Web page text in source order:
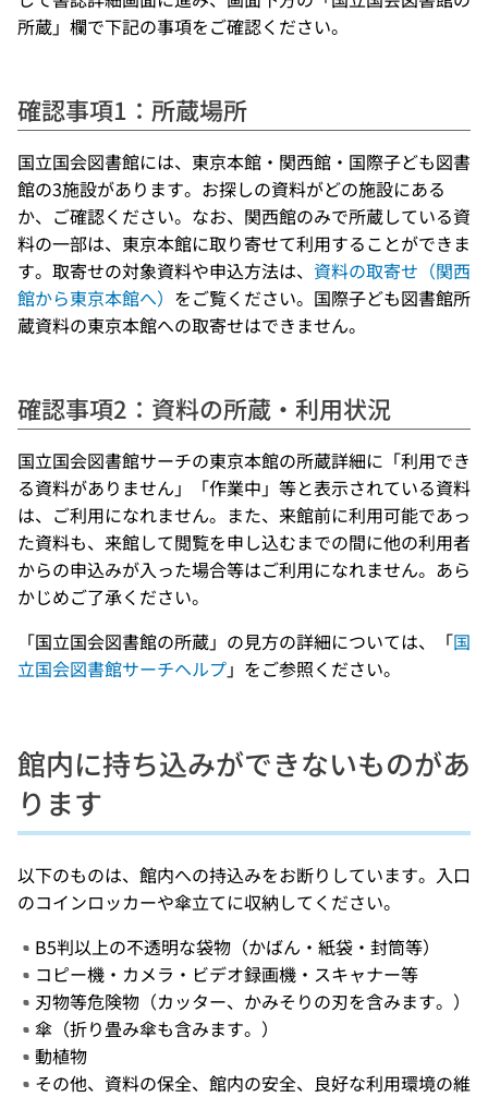
所蔵」欄で下記の事項をご確認ください。
確認事項1：所蔵場所
国立国会図書館には、東京本館・関西館・国際子ども図書
館の3施設があります。お探しの資料がどの施設にある
か、ご確認ください。なお、関西館のみで所蔵している資
料の一部は、東京本館に取り寄せて利用することができま
す。取寄せの対象資料や申込方法は、 資料の取寄せ（関西
館から東京本館へ） をご覧ください。国際子ども図書館所
蔵資料の東京本館への取寄せはできません。
確認事項2：資料の所蔵・利用状況
国立国会図書館サーチの東京本館の所蔵詳細に「利用でき
る資料がありません」「作業中」等と表示されている資料
は、ご利用になれません。また、来館前に利用可能であっ
た資料も、来館して閲覧を申し込むまでの間に他の利用者
からの申込みが入った場合等はご利用になれません。あら
かじめご了承ください。
「国立国会図書館の所蔵」の見方の詳細については、「国
立国会図書館サーチヘルプ」をご参照ください。
館内に持ち込みができないものがあ
ります
以下のものは、館内への持込みをお断りしています。入口
のコインロッカーや傘立てに収納してください。
B5判以上の不透明な袋物（かばん・紙袋・封筒等）
コピー機・カメラ・ビデオ録画機・スキャナー等
刃物等危険物（カッター、かみそりの刃を含みます。）
傘（折り畳み傘も含みます。）
動植物
その他、資料の保全、館内の安全、良好な利用環境の維